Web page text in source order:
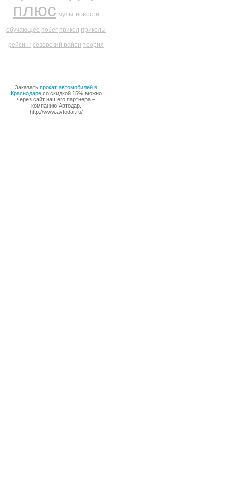
плюс мульт новости
обучающее побег прикол приколы
рейсинг северский район теория
Заказать прокат автомобилей в
Краснодаресо скидкой 15% можно
через сайт нашего партнера –
компанию Автодар.
http://www.avtodar.ru/